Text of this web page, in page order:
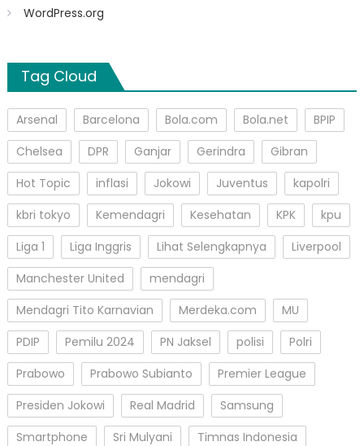
WordPress.org
Tag Cloud
Arsenal Barcelona Bola.com Bola.net
BPIP
Chelsea
DPR Ganjar Gerindra
Gibran
Hot Topic
inflasi Jokowi Juventus
kapolri
kbri tokyo
Kemendagri Kesehatan KPK
kpu
Liga 1
Liga Inggris Lihat Selengkapnya
Liverpool
Manchester United
mendagri
Mendagri Tito Karnavian
Merdeka.com
MU
PDIP
Pemilu 2024 PN Jaksel polisi
Polri
Prabowo
Prabowo Subianto
Premier League
Presiden Jokowi
Real Madrid
Samsung
Smartphone
Sri Mulyani
Timnas Indonesia